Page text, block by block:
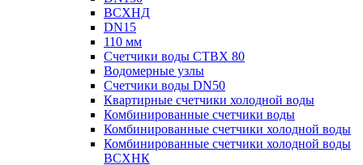
ВСХНД
DN15
110 мм
Счетчики воды СТВХ 80
Водомерные узлы
Счетчики воды DN50
Квартирные счетчики холодной воды
Комбинированные счетчики воды
Комбинированные счетчики холодной воды
Комбинированные счетчики холодной воды
ВСХНК